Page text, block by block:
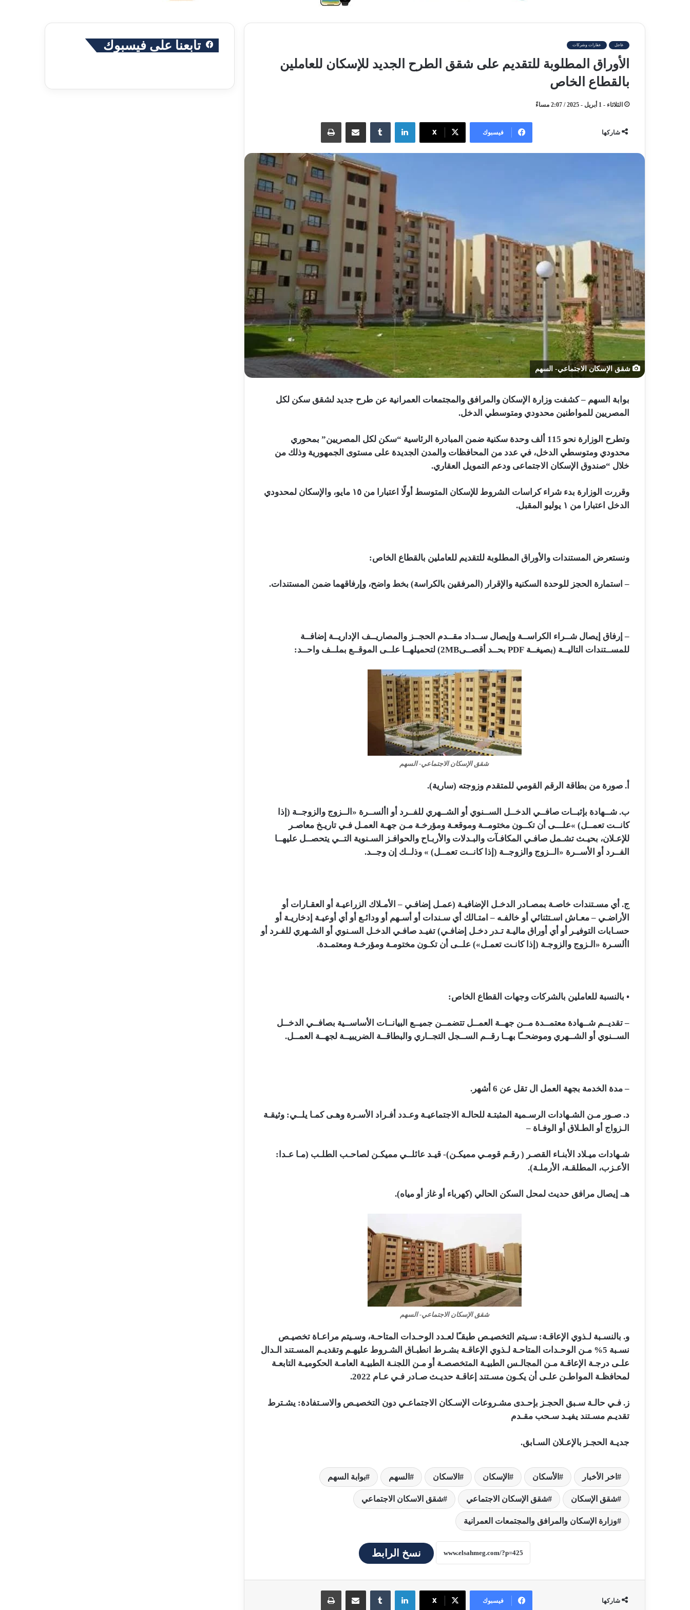
عاجل عقارات وشركات
الأوراق المطلوبة للتقديم على شقق الطرح الجديد للإسكان للعاملين
بالقطاع الخاص
الثلاثاء - 1 أبريل - 2025 / 2:07 مساءً
شاركها فيسبوك X
لينكدإن‏Tumblr مشاركة عبر البريد طباعة
شقق الإسكان الاجتماعي- السهم
بوابة السهم – كشفت وزارة الإسكان والمرافق والمجتمعات العمرانية عن طرح جديد لشقق سكن لكل
المصريين للمواطنين محدودي ومتوسطي الدخل.
وتطرح الوزارة نحو 115 ألف وحدة سكنية ضمن المبادرة الرئاسية “سكن لكل المصريين” بمحوري
محدودي ومتوسطي الدخل، في عدد من المحافظات والمدن الجديدة على مستوى الجمهورية وذلك من
خلال “صندوق الإسكان الاجتماعى ودعم التمويل العقاري.
وقررت الوزارة بدء شراء كراسات الشروط للإسكان المتوسط أولًا اعتبارا من ١٥ مايو، والإسكان لمحدودي
الدخل اعتبارا من ١ يوليو المقبل.
ونستعرض المستندات والأوراق المطلوبة للتقديم للعاملين بالقطاع الخاص:
– استمارة الحجز للوحدة السكنية والإقرار (المرفقين بالكراسة) بخط واضح، وإرفاقهما ضمن المستندات.
– إرفاق إيصال شــراء الكراســة وإيصال ســداد مقــدم الحجــز والمصاريــف الإداريــة إضافــة
للمســتندات التاليــة (بصيغــة PDF بحــد أقصــى2MB) لتحميلهــا علــى الموقــع بملــف واحــد:
شقق الإسكان الاجتماعي- السهم
أ. صورة من بطاقة الرقم القومي للمتقدم وزوجته (سارية).
ب. شــهادة بإثبــات صافــي الدخــل الســنوي أو الشــهري للفــرد أو األســرة «الــزوج والزوجــة (إذا
كانــت تعمــل) »علـــى أن تكــون مختومــة وموقعـة ومؤرخـة مـن جهـة العمـل فـي تاريـخ معاصـر
للإعـلان، بحيـث تشـمل صافـي المكافـآت والبـدلات والأربـاح والحوافـز السـنوية التــي يتحصــل عليهــا
الفــرد أو الأســرة «الــزوج والزوجــة (إذا كانــت تعمــل) » وذلــك إن وجــد.
ج. أي مسـتندات خاصـة بمصـادر الدخـل الإضافيـة (عمـل إضافـي – الأمـلاك الزراعيـة أو العقـارات أو
الأراضـي – معـاش اسـتثنائي أو خالفـه – امتـالك أي سـندات أو أسـهم أو ودائـع أو أي أوعيـة إدخاريـة أو
حسـابات التوفيـر أو أي أوراق ماليـة تـدر دخـل إضافـي) تفيـد صافـي الدخـل السـنوي أو الشـهري للفـرد أو
األسـرة «الـزوج والزوجـة (إذا كانـت تعمـل») علــى أن تكـون مختومـة ومؤرخـة ومعتمـدة.
• بالنسبة للعاملين بالشركات وجهات القطاع الخاص:
– تقديــم شــهادة معتمــدة مــن جهــة العمــل تتضمــن جميــع البيانــات الأساســية بصافــي الدخــل
الســنوي أو الشــهري وموضحــًا بهــا رقــم الســجل التجــاري والبطاقــة الضريبيــة لجهــة العمــل.
– مدة الخدمة بجهة العمل ال تقل عن 6 أشهر.
د. صـور مـن الشـهادات الرسـمية المثبتـة للحالـة الاجتماعيـة وعـدد أفـراد الأسـرة وهـى كمـا يلــي: وثيقـة
الـزواج أو الطـلاق أو الوفـاة –
شـهادات ميـلاد الأبنـاء القصـر ( رقـم قومـي مميكـن)- قيـد عائلــي مميكـن لصاحـب الطلـب (مـا عـدا:
الأعـزب، المطلقـة، الأرملـة).
هـ. إيصال مرافق حديث لمحل السكن الحالي (كهرباء أو غاز أو مياه).
شقق الإسكان الاجتماعي- السهم
و. بالنسـبة لـذوي الإعاقـة: سـيتم التخصيـص طبقـًا لعـدد الوحـدات المتاحـة، وسـيتم مراعـاة تخصيـص
نسـبة 5% مـن الوحـدات المتاحـة لـذوي الإعاقـة بشـرط انطبـاق الشـروط عليهـم وتقديـم المسـتند الـدال
علـى درجـة الإعاقـة مـن المجالـس الطبيـة المتخصصـة أو مـن اللجنـة الطبيـة العامـة الحكوميـة التابعـة
لمحافظـة المواطـن علـى أن يكـون مسـتند إعاقـة حديـث صـادر فـي عـام 2022.
ز. فـي حالـة سـبق الحجـز بإحـدى مشـروعات الإسـكان الاجتماعـي دون التخصيـص والاسـتفادة: يشـترط
تقديـم مسـتند يفيـد سـحب مقـدم
جديـة الحجـز بالإعـلان السـابق.
اخر الأخبار الأسكان الإسكان الاسكان السهم بوابة السهم
شقق الإسكان شقق الإسكان الاجتماعي شقق الاسكان الاجتماعي
وزارة الإسكان والمرافق والمجتمعات العمرانية
نسخ الرابط
شاركها فيسبوك X
لينكدإن‏Tumblr مشاركة عبر البريد طباعة
تابعنا على فيسبوك